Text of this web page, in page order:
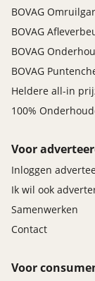
BOVAG
BOVAG
BOVAG
BOVAG
Heldere all-in
100%
Voor
Inloggen
Ik wil ook
Samenwerken
Contact
Voor